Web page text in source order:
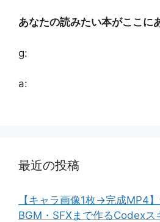
あなたの読みたい本がここに
g:
a:
最近の投稿
【キャラ画像1枚→完成MP4
BGM・SFXまで作るCodexス